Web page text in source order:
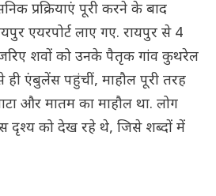
प्रक्रियाएं पूरी करने के बाद
एयरपोर्ट लाए गए. रायपुर से 4
शवों को उनके पैतृक गांव कुथरेल
ही एंबुलेंस पहुंचीं, माहौल पूरी तरह
और मातम का माहौल था. लोग
दृश्य को देख रहे थे, जिसे शब्दों में